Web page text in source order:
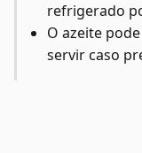
refrigerado
O azeite
servir caso